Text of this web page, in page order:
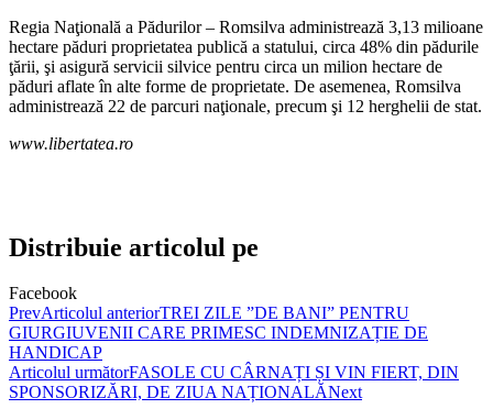
Regia Naţională a Pădurilor – Romsilva administrează 3,13 milioane
hectare păduri proprietatea publică a statului, circa 48% din pădurile
ţării, şi asigură servicii silvice pentru circa un milion hectare de
păduri aflate în alte forme de proprietate. De asemenea, Romsilva
administrează 22 de parcuri naţionale, precum şi 12 herghelii de stat.
www.libertatea.ro
Distribuie articolul pe
Facebook
PrevArticolul anteriorTREI ZILE ”DE BANI” PENTRU
GIURGIUVENII CARE PRIMESC INDEMNIZAȚIE DE
HANDICAP
Articolul următorFASOLE CU CÂRNAȚI ȘI VIN FIERT, DIN
SPONSORIZĂRI, DE ZIUA NAȚIONALĂNext